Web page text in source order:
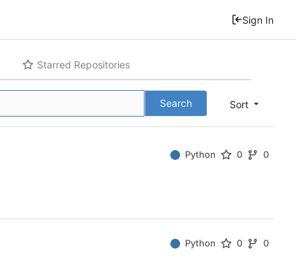
Sign In
Starred Repositories
Sort
Search
Python 0 0
Python 0 0